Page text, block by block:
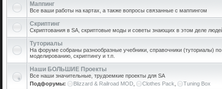
Маппинг
Все ваши работы на картах, а также вопросы связанные с маппингом
Скриптинг
Скриптования в SA, скриптовые моды и советы знающих в этом деле
Туториалы
На форуме собраны разнообразные учебники, справочники (туториалы)
моделированию, скриптингу и т.п.
Наши БОЛЬШИЕ Проекты
Все наши значительные, трудоемкие проекты для SA
Подфорумы:
Blizzard & Railroad MOD Clothes Pack Tuning Box